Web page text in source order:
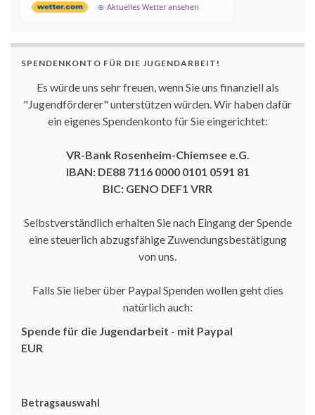
Aktuelles Wetter ansehen
SPENDENKONTO FÜR DIE JUGENDARBEIT!
Es würde uns sehr freuen, wenn Sie uns finanziell als
"Jugendförderer" unterstützen würden. Wir haben dafür
ein eigenes Spendenkonto für Sie eingerichtet:
VR-Bank Rosenheim-Chiemsee e.G.
IBAN: DE88 7116 0000 0101 0591 81
BIC: GENO DEF1 VRR
Selbstverständlich erhalten Sie nach Eingang der Spende
eine steuerlich abzugsfähige Zuwendungsbestätigung
von uns.
Falls Sie lieber über Paypal Spenden wollen geht dies
natürlich auch:
Spende für die Jugendarbeit - mit Paypal
EUR
Betragsauswahl